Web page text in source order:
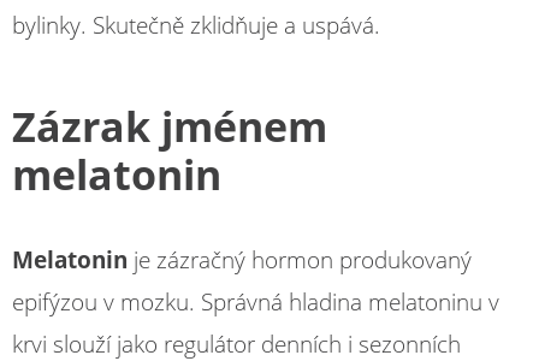
bylinky. Skutečně zklidňuje a uspává.
Zázrak jménem
melatonin
Melatonin je zázračný hormon produkovaný
epifýzou v mozku. Správná hladina melatoninu v
krvi slouží jako regulátor denních i sezonních